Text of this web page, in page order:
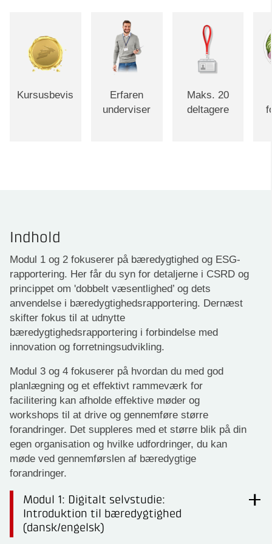
Kursusbevis
Erfaren
underviser
Maks. 20
deltagere
Indhold
Modul 1 og 2 fokuserer på bæredygtighed og ESG-
rapportering. Her får du syn for detaljerne i CSRD og
princippet om 'dobbelt væsentlighed’ og dets
anvendelse i bæredygtighedsrapportering. Dernæst
skifter fokus til at udnytte
bæredygtighedsrapportering i forbindelse med
innovation og forretningsudvikling.
Modul 3 og 4 fokuserer på hvordan du med god
planlægning og et effektivt rammeværk for
facilitering kan afholde effektive møder og
workshops til at drive og gennemføre større
forandringer. Det suppleres med et større blik på din
egen organisation og hvilke udfordringer, du kan
møde ved gennemførslen af bæredygtige
forandringer.
Modul 1: Digitalt selvstudie:
Introduktion til bæredygtighed
(dansk/engelsk)